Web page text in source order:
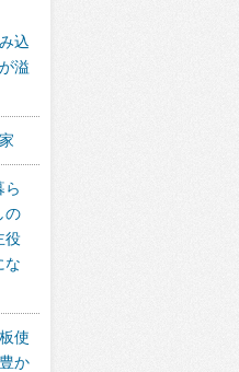
込
溢
ら
の
役
な
使
か